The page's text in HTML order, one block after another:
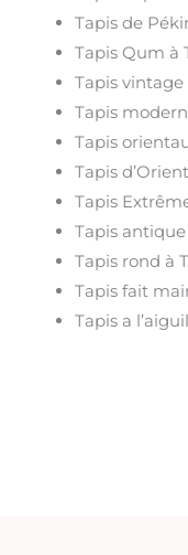
Tapis de
Tapis Qum à
Tapis
Tapis
Tapis
Tapis
Tapis
Tapis
Tapis rond à
Tapis fait
Tapis a